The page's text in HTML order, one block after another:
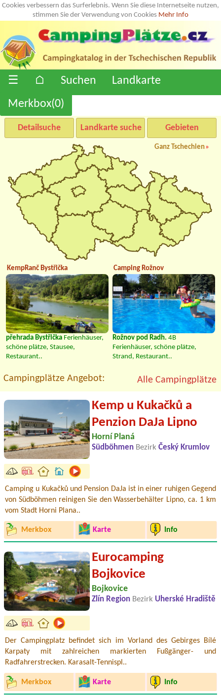
Cookies verbessern das Surferlebnis. Wenn Sie diese Internetseite nutzen,
stimmen Sie der Verwendung von Cookies Mehr Info
☰ ⌂ Suchen
Landkarte
Merkbox(0)
Detailsuche Landkarte suche Gebieten
Ganz Tschechien»
KempRanč Bystřička
přehrada Bystřička Ferienhäuser,
schöne plätze, Stausee,
Restaurant..
Camping Rožnov
Rožnov pod Radh. 4B
Ferienhäuser, schöne plätze,
Strand, Restaurant..
Campingplätze Angebot: Alle Campingplätze
Kemp u Kukačků a
Penzion DaJa Lipno
Horní Planá
Südböhmen Bezirk Český Krumlov
Camping u Kukačků und Pension DaJa ist in einer ruhigen Gegend
von Südböhmen reinigen Sie den Wasserbehälter Lipno, ca. 1 km
vom Stadt Horni Plana..
Merkbox Karte Info
Eurocamping
Bojkovice
Bojkovice
Zlín Region Bezirk Uherské Hradiště
Der Campingplatz befindet sich im Vorland des Gebirges Bílé
Karpaty mit zahlreichen markierten Fußgänger- und
Radfahrerstrecken. Karasalt-Tennispl..
Merkbox Karte Info